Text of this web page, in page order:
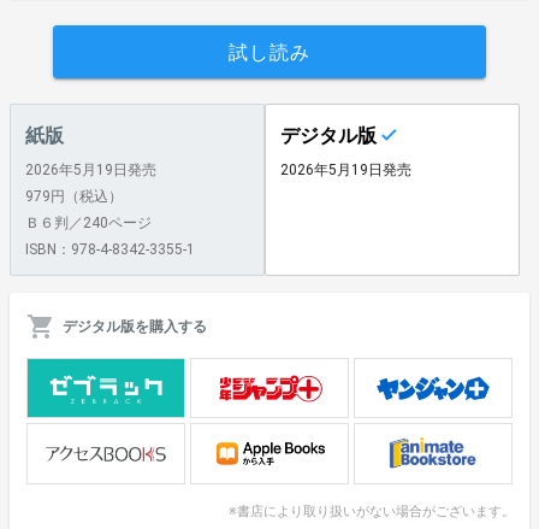
試し読み
紙版
2026年5月19日発売
979円（税込）
Ｂ６判／240ページ
ISBN：978-4-8342-3355-1
デジタル版
2026年5月19日発売
デジタル版を購入する
※書店により取り扱いがない場合がございます。